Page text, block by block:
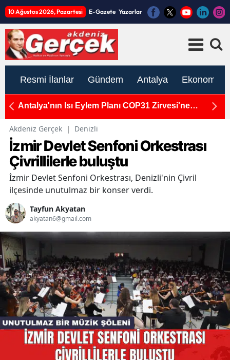
10 Ağustos 2026, Pazartesi E-Gazete Yazarlar
Resmi İlanlar Gündem Antalya Ekonomi
Antalya'nın Isı Eylem Planı COP31 Zirvesi'ne
Akdeniz Gerçek | Denizli
İzmir Devlet Senfoni Orkestrası
Çivrillilerle buluştu
İzmir Devlet Senfoni Orkestrası, Denizli'nin Çivril
ilçesinde unutulmaz bir konser verdi.
Tayfun Akyatan
akyatan6@gmail.com